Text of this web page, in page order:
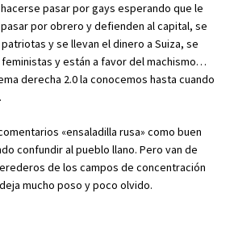
pasar por gays esperando que le
por obrero y defienden al capital, se
y se llevan el dinero a Suiza, se
y están a favor del machismo…
derecha 2.0 la conocemos hasta cuando
«ensaladilla rusa» como buen
confundir al pueblo llano. Pero van de
de los campos de concentración
mucho poso y poco olvido.